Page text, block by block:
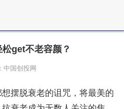
get不老容颜？
中国创投网
摆脱衰老的诅咒，将最美的